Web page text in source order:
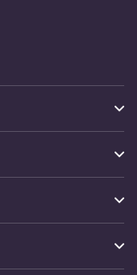
knapper er
omboet look.